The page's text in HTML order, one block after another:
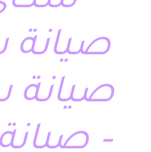
صيانة
صيانة
–